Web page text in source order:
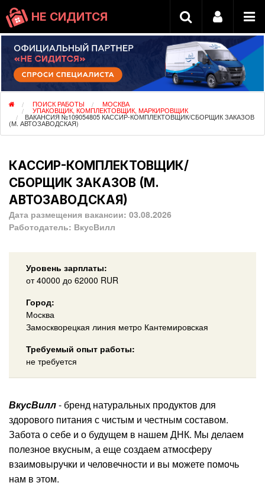
НЕ СИДИТСЯ
ПОИСК РАБОТЫ МОСКВА
УПАКОВЩИК, КОМПЛЕКТОВЩИК, МАРКИРОВЩИК
ВАКАНСИЯ №109054805 КАССИР-КОМПЛЕКТОВЩИК/СБОРЩИК ЗАКАЗОВ
(М. АВТОЗАВОДСКАЯ)
КАССИР-КОМПЛЕКТОВЩИК/
СБОРЩИК ЗАКАЗОВ (М.
АВТОЗАВОДСКАЯ)
Дата размещения вакансии: 03.08.2026
Работодатель: ВкусВилл
Уровень зарплаты:
от40000 до 62000 RUR
Город:
Москва
Замоскворецкая линия метро Кантемировская
Требуемый опыт работы:
не требуется
ВкусВилл- бренд натуральных продуктов для
здорового питания с чистым и честным составом.
Забота о себе и о будущем в нашем ДНК. Мы делаем
полезное вкусным, а еще создаем атмосферу
взаимовыручки и человечности и вы можете помочь
нам в этом.